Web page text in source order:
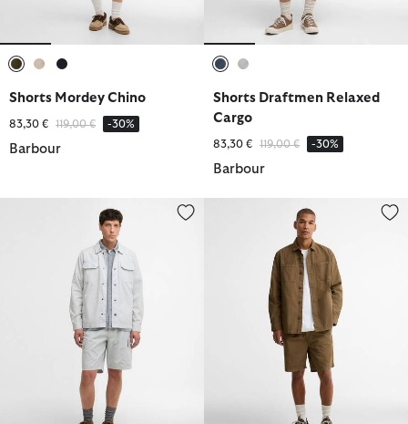
Shorts Mordey Chino
83,30 € Reduziert von
119,00 €bis-30%
Barbour
Shorts Draftmen Relaxed
Cargo
83,30 € Reduziert von
119,00 €bis-30%
Barbour
Shorts Draftmen Relaxed Cargo Shorts Rickfell Ripstop